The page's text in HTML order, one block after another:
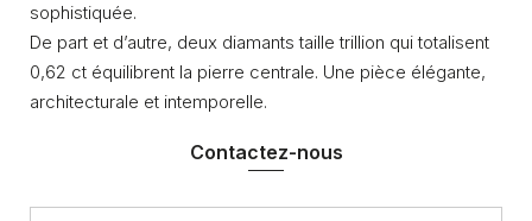
sophistiquée.
De part et d’autre, deux diamants taille trillion qui totalisent
0,62 ct équilibrent la pierre centrale. Une pièce élégante,
architecturale et intemporelle.
Contactez-nous